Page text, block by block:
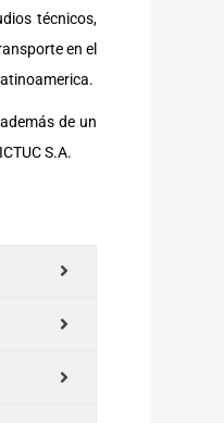
técnicos,
en el
de un
S.A.